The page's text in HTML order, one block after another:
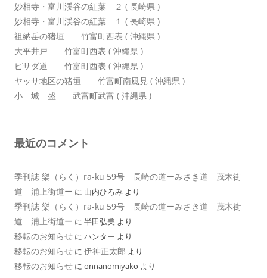
妙相寺・富川渓谷の紅葉 ２ ( 長崎県 )
妙相寺・富川渓谷の紅葉 １ ( 長崎県 )
祖納岳の猪垣 竹富町西表 ( 沖縄県 )
大平井戸 竹富町西表 ( 沖縄県 )
ピサダ道 竹富町西表 ( 沖縄県 )
ヤッサ地区の猪垣 竹富町南風見 ( 沖縄県 )
小 城 盛 武富町武富 ( 沖縄県 )
最近のコメント
季刊誌 樂（らく）ra-ku 59号 長崎の道ーみさき道 茂木街
道 浦上街道ー に 山内ひろみ より
季刊誌 樂（らく）ra-ku 59号 長崎の道ーみさき道 茂木街
道 浦上街道ー に 半田弘美 より
移転のお知らせ に ハンター より
移転のお知らせ に 伊神正太郎 より
移転のお知らせ に onnanomiyako より